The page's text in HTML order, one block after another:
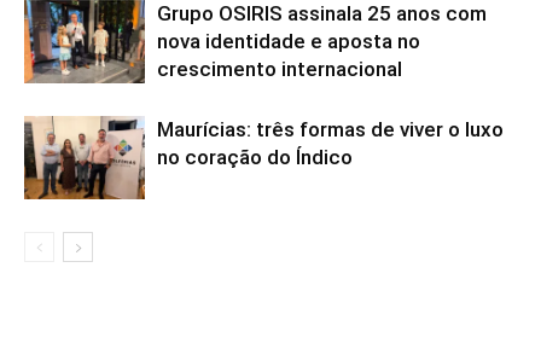
Grupo OSIRIS assinala 25 anos com
nova identidade e aposta no
crescimento internacional
Maurícias: três formas de viver o luxo
no coração do Índico